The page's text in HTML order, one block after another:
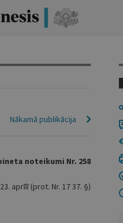
Nākamā publikācija
noteikumi Nr. 258
aprīlī (prot. Nr. 17 37. §)